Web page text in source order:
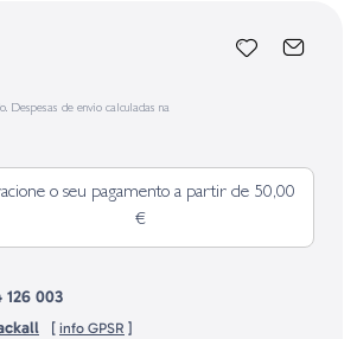
Despesas de envio calculadas na
o seu pagamento a partir de 50,00
€
126 003
[ info GPSR ]